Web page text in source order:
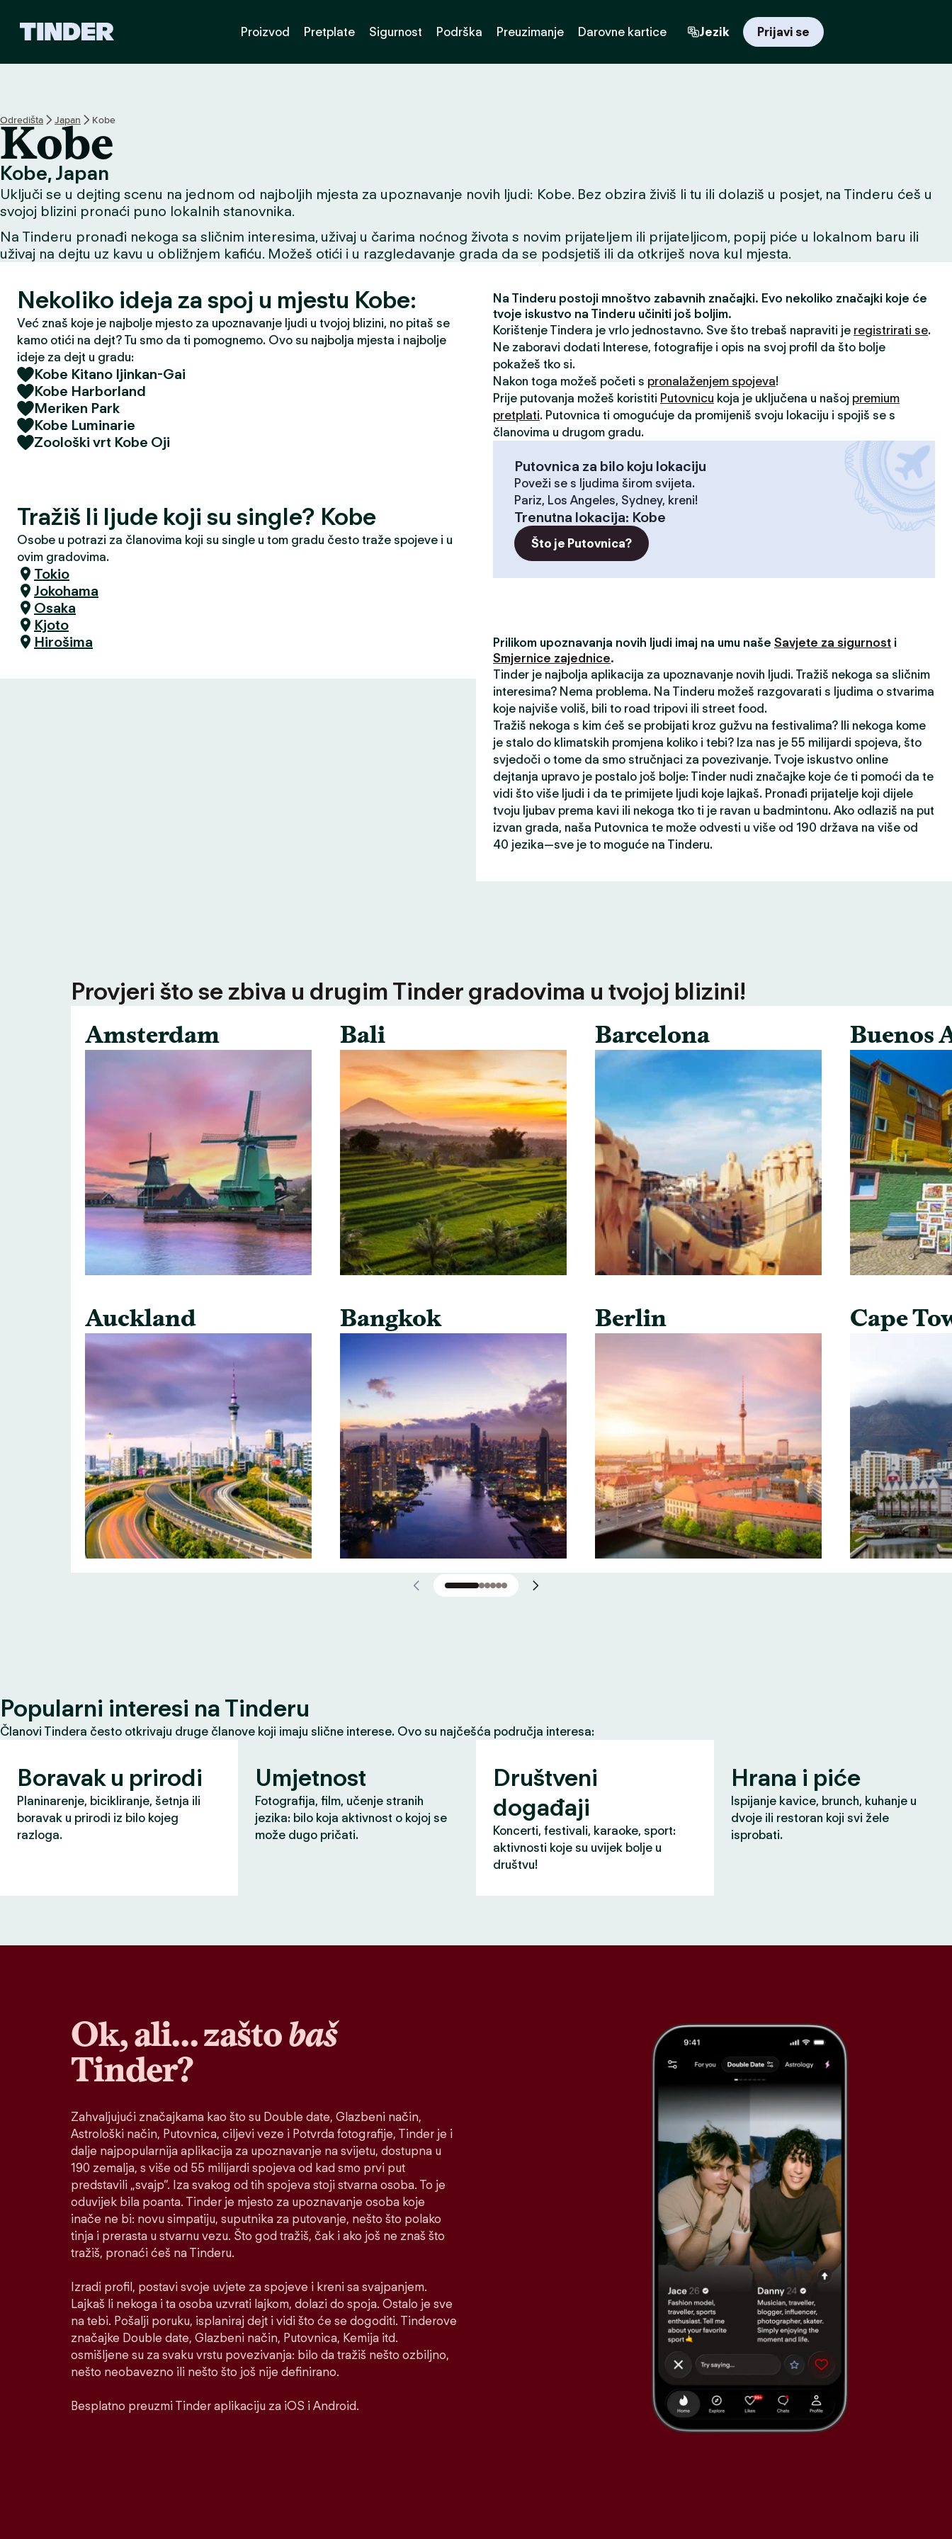
v
n
c
a
Proizvod Pretplate Sigurnost Podrška Preuzimanje Darovne kartice Jezik Prijavi se
Odredišta Japan Kobe
Kobe
Kobe, Japan
Uključi se u dejting scenu na jednom od najboljih mjesta za upoznavanje novih ljudi: Kobe. Bez obzira živiš li tu ili dolaziš u posjet, na Tinderu ćeš u
svojoj blizini pronaći puno lokalnih stanovnika.
Na Tinderu pronađi nekoga sa sličnim interesima, uživaj u čarima noćnog života s novim prijateljem ili prijateljicom, popij piće u lokalnom baru ili
uživaj na dejtu uz kavu u obližnjem kafiću. Možeš otići i u razgledavanje grada da se podsjetiš ili da otkriješ nova kul mjesta.
Nekoliko ideja za spoj u mjestu Kobe:
Već znaš koje je najbolje mjesto za upoznavanje ljudi u tvojoj blizini, no pitaš se
kamo otići na dejt? Tu smo da ti pomognemo. Ovo su najbolja mjesta i najbolje
ideje za dejt u gradu:
Kobe Kitano Ijinkan-Gai
Kobe Harborland
Meriken Park
Kobe Luminarie
Zoološki vrt Kobe Oji
Tražiš li ljude koji su single? Kobe
Osobe u potrazi za članovima koji su single u tom gradu često traže spojeve i u
ovim gradovima.
Tokio
Jokohama
Osaka
Kjoto
Hirošima
Na Tinderu postoji mnoštvo zabavnih značajki. Evo nekoliko značajki koje će
tvoje iskustvo na Tinderu učiniti još boljim.
Korištenje Tindera je vrlo jednostavno. Sve što trebaš napraviti je registrirati se.
Ne zaboravi dodati Interese, fotografije i opis na svoj profil da što bolje
pokažeš tko si.
Nakon toga možeš početi s pronalaženjem spojeva!
Prije putovanja možeš koristiti Putovnicu koja je uključena u našoj premium
pretplati. Putovnica ti omogućuje da promijeniš svoju lokaciju i spojiš se s
članovima u drugom gradu.
Putovnica za bilo koju lokaciju
Poveži se s ljudima širom svijeta.
Pariz, Los Angeles, Sydney, kreni!
Trenutna lokacija: Kobe
Što je Putovnica?
Prilikom upoznavanja novih ljudi imaj na umu naše Savjete za sigurnost i
Smjernice zajednice.
Tinder je najbolja aplikacija za upoznavanje novih ljudi. Tražiš nekoga sa sličnim
interesima? Nema problema. Na Tinderu možeš razgovarati s ljudima o stvarima
koje najviše voliš, bili to road tripovi ili street food.
Tražiš nekoga s kim ćeš se probijati kroz gužvu na festivalima? Ili nekoga kome
je stalo do klimatskih promjena koliko i tebi? Iza nas je 55 milijardi spojeva, što
svjedoči o tome da smo stručnjaci za povezivanje. Tvoje iskustvo online
dejtanja upravo je postalo još bolje: Tinder nudi značajke koje će ti pomoći da te
vidi što više ljudi i da te primijete ljudi koje lajkaš. Pronađi prijatelje koji dijele
tvoju ljubav prema kavi ili nekoga tko ti je ravan u badmintonu. Ako odlaziš na put
izvan grada, naša Putovnica te može odvesti u više od 190 država na više od
40 jezika—sve je to moguće na Tinderu.
Provjeri što se zbiva u drugim Tinder gradovima u tvojoj blizini!
Amsterdam
Auckland
Bali
Bangkok
Barcelona
Berlin
Buenos
Cape
Popularni interesi na Tinderu
Članovi Tindera često otkrivaju druge članove koji imaju slične interese. Ovo su najčešća područja interesa:
Boravak u prirodi
Planinarenje, bicikliranje, šetnja ili
boravak u prirodi iz bilo kojeg
razloga.
Umjetnost
Fotografija, film, učenje stranih
jezika: bilo koja aktivnost o kojoj se
može dugo pričati.
Društveni
događaji
Koncerti, festivali, karaoke, sport:
aktivnosti koje su uvijek bolje u
društvu!
Hrana i piće
Ispijanje kavice, brunch, kuhanje u
dvoje ili restoran koji svi žele
isprobati.
Ok, ali… zaštobaš
Tinder?
Zahvaljujući značajkama kao što su Double date, Glazbeni način,
Astrološki način, Putovnica, ciljevi veze i Potvrda fotografije, Tinder je i
dalje najpopularnija aplikacija za upoznavanje na svijetu, dostupna u
190 zemalja, s više od 55 milijardi spojeva od kad smo prvi put
predstavili „svajp“. Iza svakog od tih spojeva stoji stvarna osoba. To je
oduvijek bila poanta. Tinder je mjesto za upoznavanje osoba koje
inače ne bi: novu simpatiju, suputnika za putovanje, nešto što polako
tinja i prerasta u stvarnu vezu. Što god tražiš, čak i ako još ne znaš što
tražiš, pronaći ćeš na Tinderu.
Izradi profil, postavi svoje uvjete za spojeve i kreni sa svajpanjem.
Lajkaš li nekoga i ta osoba uzvrati lajkom, dolazi do spoja. Ostalo je sve
na tebi. Pošalji poruku, isplaniraj dejt i vidi što će se dogoditi. Tinderove
značajke Double date, Glazbeni način, Putovnica, Kemija itd.
osmišljene su za svaku vrstu povezivanja: bilo da tražiš nešto ozbiljno,
nešto neobavezno ili nešto što još nije definirano.
Besplatno preuzmi Tinder aplikaciju za iOS i Android.